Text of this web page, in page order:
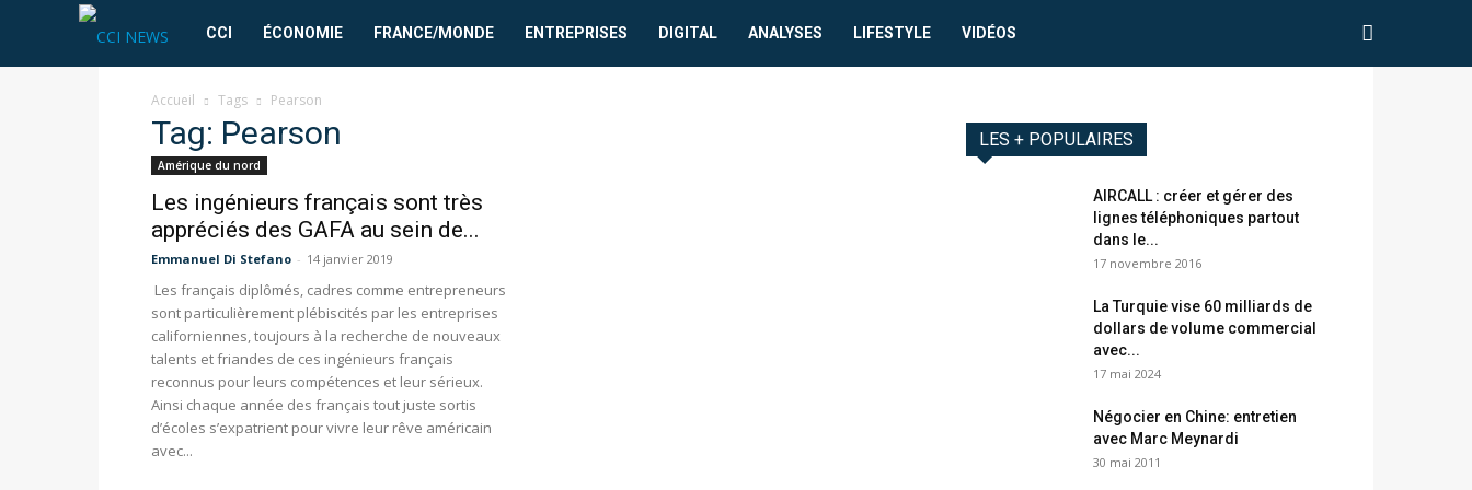
CCI
News
CCI ÉCONOMIE FRANCE/MONDE ENTREPRISES DIGITAL ANALYSES LIFESTYLE VIDÉOS
Accueil Tags Pearson
Tag: Pearson
Amérique du nord
Les ingénieurs français sont très
appréciés des GAFA au sein de...
Emmanuel Di Stefano - 14 janvier 2019
Les français diplômés, cadres comme entrepreneurs
sont particulièrement plébiscités par les entreprises
californiennes, toujours à la recherche de nouveaux
talents et friandes de ces ingénieurs français
reconnus pour leurs compétences et leur sérieux.
Ainsi chaque année des français tout juste sortis
d’écoles s’expatrient pour vivre leur rêve américain
avec...
LES + POPULAIRES
AIRCALL : créer et gérer des
lignes téléphoniques partout
dans le...
17 novembre 2016
La Turquie vise 60 milliards de
dollars de volume commercial
avec...
17 mai 2024
Négocier en Chine: entretien
avec Marc Meynardi
30 mai 2011